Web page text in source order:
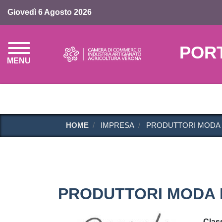
Giovedì 6 Agosto 2026
MENU
HOME IMPRESA PRODUTTORI MODA
PRODUTTORI MODA